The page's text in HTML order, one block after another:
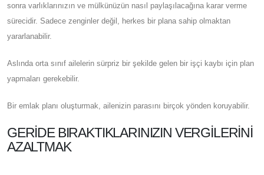
sonra varlıklarınızın ve mülkünüzün nasıl paylaşılacağına karar verme
sürecidir. Sadece zenginler değil, herkes bir plana sahip olmaktan
yararlanabilir.
Aslında orta sınıf ailelerin sürpriz bir şekilde gelen bir işçi kaybı için plan
yapmaları gerekebilir.
Bir emlak planı oluşturmak, ailenizin parasını birçok yönden koruyabilir.
GERIDE BIRAKTIKLARINIZIN VERGILERINI
AZALTMAK